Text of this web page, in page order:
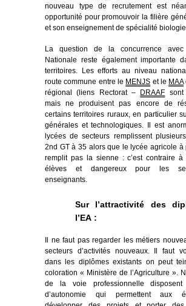
nouveau type de recrutement est
opportunité pour promouvoir la filière
et son enseignement de spécialité
La question de la concurrence avec
Nationale reste également importante
territoires. Les efforts au niveau
route commune entre le MENJS et le MAA
régional (liens Rectorat – DRAAF sont
mais ne produisent pas encore de
certains territoires ruraux, en particulier
générales et technologiques. Il est
lycées de secteurs remplissent
2nd GT à 35 alors que le lycée agricole à
remplit pas la sienne : c’est contraire à
élèves et dangereux pour les
enseignants.
Sur l’attractivité des
l’EA :
Il ne faut pas regarder les métiers
secteurs d’activités nouveaux. Il faut
dans les diplômes existants on peut
coloration « Ministère de l’Agriculture ».
de la voie professionnelle
d’autonomie qui permettent aux